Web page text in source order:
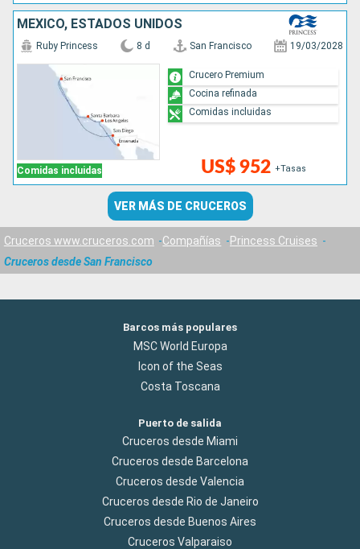
MÉXICO, ESTADOS UNIDOS
Comidas incluidas
Ruby Princess 8 d San Francisco 19/03/2028
US$ 952 +Tasas
Crucero Premium
Cocina refinada
Comidas incluidas
VER MÁS DE CRUCEROS
Cruceros www.cruceros.com Compañías
Princess Cruises
Cruceros desde San Francisco
Barcos más populares
MSC World Europa
Icon of the Seas
Costa Toscana
Puerto de salida
Cruceros desde Miami
Cruceros desde Barcelona
Cruceros desde Valencia
Cruceros desde Rio de Janeiro
Cruceros desde Buenos Aires
Cruceros Valparaiso